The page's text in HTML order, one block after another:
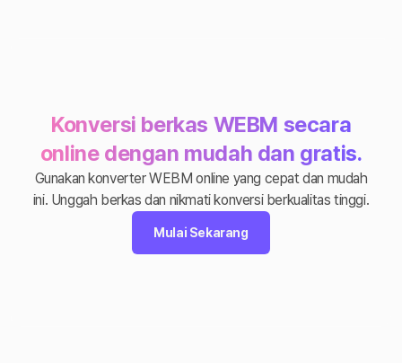
Konversi berkas WEBM secara
online dengan mudah dan gratis.
Gunakan konverter WEBM online yang cepat dan mudah
ini. Unggah berkas dan nikmati konversi berkualitas tinggi.
Mulai Sekarang